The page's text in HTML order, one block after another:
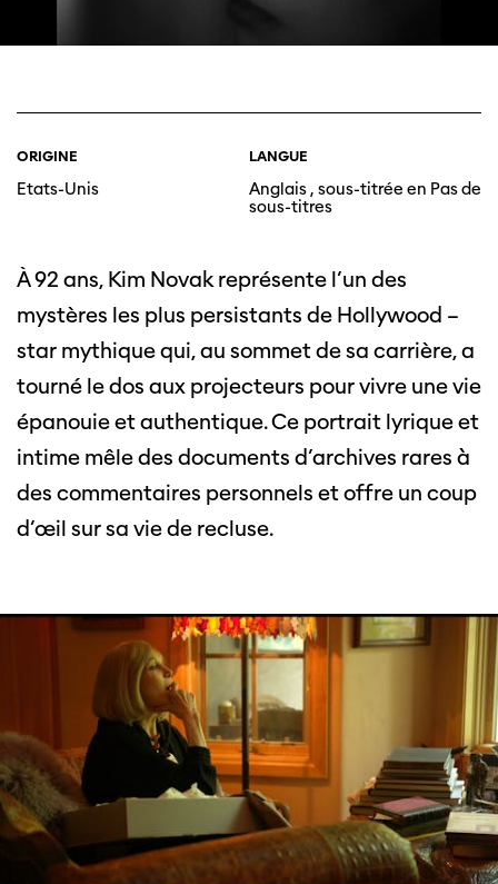
ORIGINE
Etats-Unis
LANGUE
Anglais , sous-titrée en Pas de
sous-titres
À 92 ans, Kim Novak représente l’un des
mystères les plus persistants de Hollywood –
star mythique qui, au sommet de sa carrière, a
tourné le dos aux projecteurs pour vivre une vie
épanouie et authentique. Ce portrait lyrique et
intime mêle des documents d’archives rares à
des commentaires personnels et offre un coup
d’œil sur sa vie de recluse.